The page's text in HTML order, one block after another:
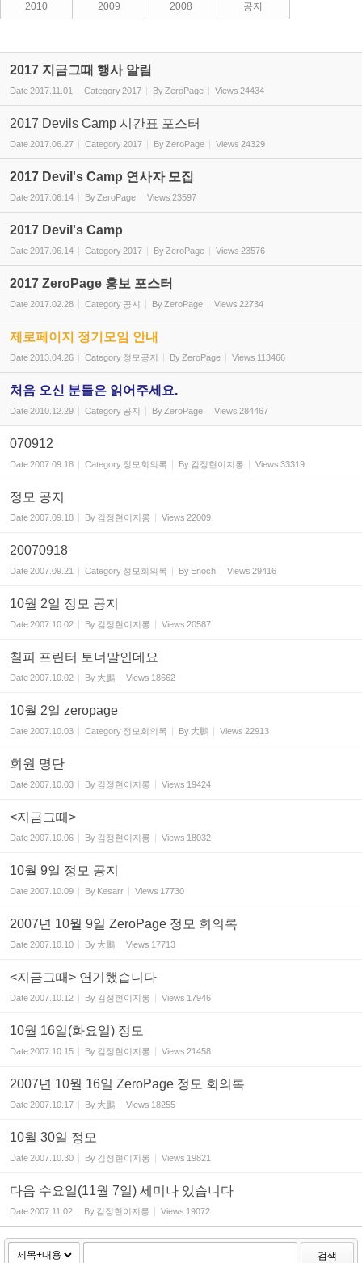
2010 2009 2008 공지
2017 지금그때 행사 알림
Date2017.11.01 Category2017 By ZeroPage Views 24434
2017 Devils Camp 시간표 포스터
Date2017.06.27 Category2017 By ZeroPage Views 24329
2017 Devil's Camp 연사자 모집
Date2017.06.14 By ZeroPage Views 23597
2017 Devil's Camp
Date2017.06.14 Category2017 By ZeroPage Views 23576
2017 ZeroPage 홍보 포스터
Date2017.02.28 Category 공지 By ZeroPage Views 22734
제로페이지 정기모임 안내
Date2013.04.26 Category 정모공지 By ZeroPage Views 113466
처음 오신 분들은 읽어주세요.
Date2010.12.29 Category 공지 By ZeroPage Views 284467
070912
Date2007.09.18 Category 정모회의록 By 김정현이지롱 Views 33319
정모 공지
Date2007.09.18 By 김정현이지롱 Views 22009
20070918
Date2007.09.21 Category 정모회의록 By Enoch Views 29416
10월 2일 정모 공지
Date2007.10.02 By 김정현이지롱 Views 20587
칠피 프린터 토너말인데요
Date2007.10.02 By 大鵬 Views 18662
10월 2일 zeropage
Date2007.10.03 Category 정모회의록 By 大鵬 Views 22913
회원 명단
Date2007.10.03 By 김정현이지롱 Views 19424
<지금그때>
Date2007.10.06 By 김정현이지롱 Views 18032
10월 9일 정모 공지
Date2007.10.09 By Kesarr Views 17730
2007년 10월 9일 ZeroPage 정모 회의록
Date2007.10.10 By 大鵬 Views 17713
<지금그때> 연기했습니다
Date2007.10.12 By 김정현이지롱 Views 17946
10월 16일(화요일) 정모
Date2007.10.15 By 김정현이지롱 Views 21458
2007년 10월 16일 ZeroPage 정모 회의록
Date2007.10.17 By 大鵬 Views 18255
10월 30일 정모
Date2007.10.30 By 김정현이지롱 Views 19821
다음 수요일(11월 7일) 세미나 있습니다
Date2007.11.02 By 김정현이지롱 Views 19072
검색